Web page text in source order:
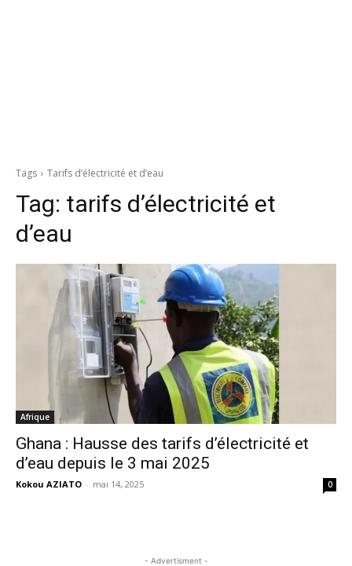
Tags Tarifs d’électricité et d’eau
Tag: tarifs d’électricité et
d’eau
Afrique
Ghana : Hausse des tarifs d’électricité et
d’eau depuis le 3 mai 2025
Kokou AZIATO - mai 14, 2025 0
- Advertisment -